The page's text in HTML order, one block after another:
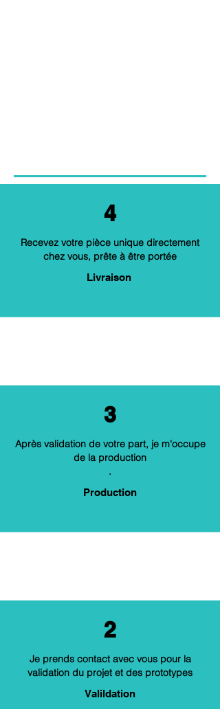
4
Recevez votre pièce unique directement
chez vous, prête à être portée
Livraison
3
Après validation de votre part, je m'occupe
de la production
.
Production
2
Je prends contact avec vous pour la
validation du projet et des prototypes
Valildation